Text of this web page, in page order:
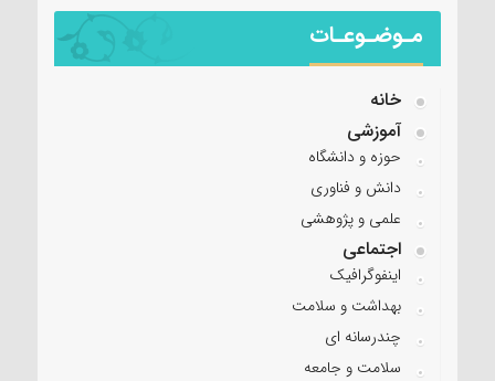
مـوضـوعـات
خانه
آموزشی
حوزه و دانشگاه
دانش و فناوری
علمی و پژوهشی
اجتماعی
اینفوگرافیک
بهداشت و سلامت
چندرسانه ای
سلامت و جامعه